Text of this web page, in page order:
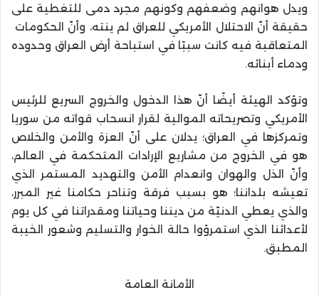
ويدل هوانهم وضعفهم وكونهم مجرد دمى للتغطية على
حقيقة أنّ الاحتلال الأمريكي للعراق لم ينته، وأنّ الحكومات
المتعاقبة فيه كانت سببًا في استباحة أرض العراق وحدوده
ودماء أبنائه.
وتؤكد الهيئة أيضًا أنّ هذا الدخول والخروج السريع للرئيس
الأمريكي وتصريحاته الموالية لقرار انسحاب قواته من سوريا
وتمركزها في العراق؛ يدلان على أنّ العزة والأمن والخلاص
هو في الخروج من مشاريع الإرادات المتحكمة في العالم،
وأنّ الذل والهوان وانعدام الأمن والتهديد المستمر الذي
تعيشه بلداننا؛ هو بسبب فرقة وتناحر حكامنا غير المبرر،
والذي يعطي الدنيّة من ديننا وحياتنا ومقدراتنا في كل يوم
لأعدائنا الذي استمرؤوا حالة الخوار والتسليم وشعور الخيبة
المطبق.
الأمانة العامة